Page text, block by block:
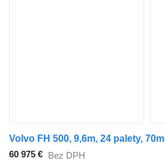
Volvo FH 500, 9,6m, 24 palety,
60 975 € Bez DPH